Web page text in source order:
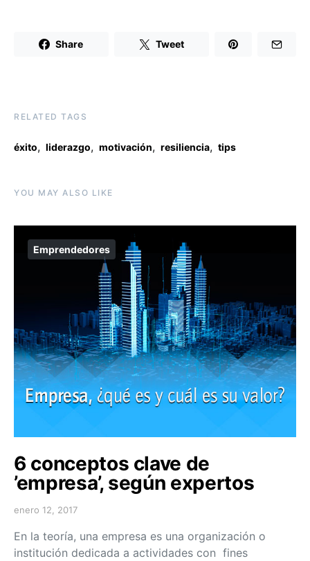
Share Tweet
RELATED TAGS
éxito, liderazgo, motivación, resiliencia, tips
YOU MAY ALSO LIKE
Emprendedores
6 conceptos clave de
’empresa’, según expertos
enero 12, 2017
En la teoría, una empresa es una organización o
institución dedicada a actividades con fines